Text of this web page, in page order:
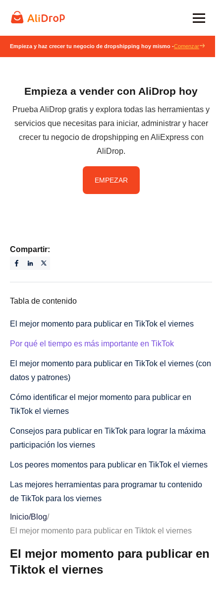
Empieza y haz crecer tu negocio de dropshipping hoy mismo -Comenzar
Empieza a vender con AliDrop hoy
Prueba AliDrop gratis y explora todas las herramientas y
servicios que necesitas para iniciar, administrar y hacer
crecer tu negocio de dropshipping en AliExpress con
AliDrop.
EMPEZAR
Compartir:
Tabla de contenido
El mejor momento para publicar en TikTok el viernes
Por qué el tiempo es más importante en TikTok
El mejor momento para publicar en TikTok el viernes (con
datos y patrones)
Cómo identificar el mejor momento para publicar en
TikTok el viernes
Consejos para publicar en TikTok para lograr la máxima
participación los viernes
Los peores momentos para publicar en TikTok el viernes
Las mejores herramientas para programar tu contenido
de TikTok para los viernes
Conclusión
publicar en TikTok los viernes
¿Es realmente a las 7 de la tarde el mejor momento para
Inicio/Blog/
El mejor momento para publicar en Tiktok el viernes
El mejor momento para publicar en
Tiktok el viernes